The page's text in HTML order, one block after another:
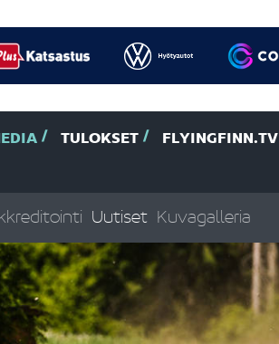
TULOKSET FLYINGFINN.TV
Uutiset Kuvagalleria